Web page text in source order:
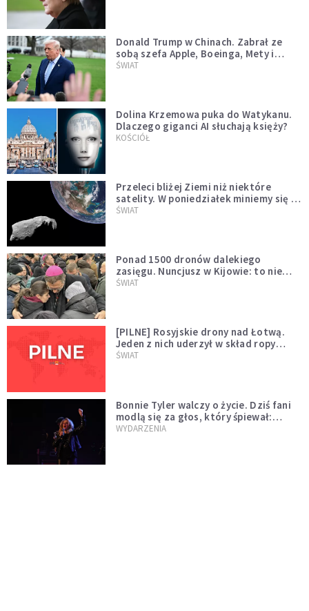
Donald Trump w Chinach. Zabrał ze
sobą szefa Apple, Boeinga, Mety i
Muska
ŚWIAT
Dolina Krzemowa puka do Watykanu.
Dlaczego giganci AI słuchają księży?
KOŚCIÓŁ
Przeleci bliżej Ziemi niż niektóre
satelity. W poniedziałek miniemy się z
asteroidą, która poprzedzi znacznie
ŚWIAT
Ponad 1500 dronów dalekiego
zasięgu. Nuncjusz w Kijowie: to nie
wygląda na wolę zakończenia wojny
ŚWIAT
[PILNE] Rosyjskie drony nad Łotwą.
Jeden z nich uderzył w skład ropy
naftowej
ŚWIAT
Bonnie Tyler walczy o życie. Dziś fani
modlą się za głos, który śpiewał:
"Lord, help me"
WYDARZENIA